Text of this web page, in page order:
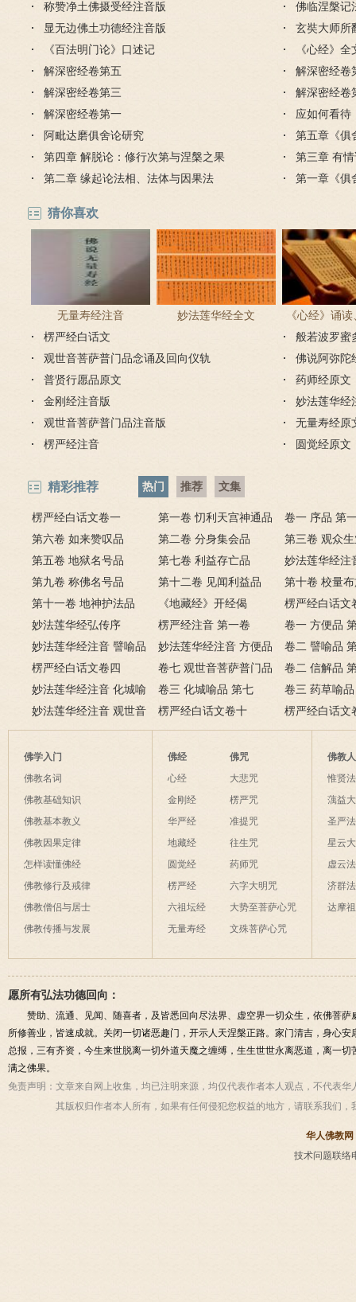
师
称赞净土佛摄受经注音版
佛临涅槃记
显无边佛土功德经注音版
玄奘大师所
《百法明门论》口述记
《心经》
解深密经卷第五
解深密经卷
解深密经卷第三
解深密经卷
解深密经卷第一
应如何看待
科学证实的
阿毗达磨俱舍论研究
第五章《俱
情况
第四章 解脱论：修行次第与涅槃之果
第三章 有
第二章 缘起论法相、法体与因果法
第一章《俱
猜你喜欢
无量寿经注音 妙法莲华经全文
《心经》诵
步骤
楞严经白话文
般若波罗蜜
观世音菩萨普门品念诵及回向仪轨
佛说阿弥陀
普贤行愿品原文
药师经原文
金刚经注音版
妙法莲华经
观世音菩萨普门品注音版
无量寿经原
楞严经注音
圆觉经原文
精彩推荐 热门 推荐 文集
楞严经白话文卷一 第一卷 忉利天宫神通品
卷一 序品 第
第六卷 如来赞叹品
第二卷 分身集会品
第三卷 观众
第五卷 地狱名号品
第七卷 利益存亡品
妙法莲华经注
一
第九卷 称佛名号品 第十二卷 见闻利益品
第十卷 校量
品
第十一卷 地神护法品 《地藏经》开经偈
楞严经白话文
妙法莲华经弘传序
楞严经注音 第一卷
卷一 方便品
妙法莲华经注音 譬喻品
第三
妙法莲华经注音 方便品
第二
卷二 譬喻品
楞严经白话文卷四
卷七 观世音菩萨普门品
第二十五
卷二 信解品
妙法莲华经注音 化城喻
品第七
卷三 化城喻品 第七
卷三 药草喻
妙法莲华经注音 观世音
菩萨普门品第二十五
楞严经白话文卷十 楞严经白话文
佛学入门
佛教名词
佛教基础知识
佛教基本教义
佛教因果定律
怎样读懂佛经
佛教修行及戒律
佛教僧侣与居士
佛教传播与发展
佛经
心经
金刚经
华严经
地藏经
圆觉经
楞严经
六祖坛经
无量寿经
佛咒
大悲咒
楞严咒
准提咒
往生咒
药师咒
六字大明咒
大势至菩萨心咒
文殊菩萨心咒
佛教
惟贤
蕅益
圣严
星云
虚云
济群
达摩
愿所有弘法功德回向：
赞助、流通、见闻、随喜者，及皆悉回向尽法界、虚空界一切众生，依佛菩
所修善业，皆速成就。关闭一切诸恶趣门，开示人天涅槃正路。家门清吉，身心
总报，三有齐资，今生来世脱离一切外道天魔之缠缚，生生世世永离恶道，离一
满之佛果。
免责声明： 文章来自网上收集，均已注明来源，均仅代表作者本人观点，不代表
其版权归作者本人所有，如果有任何侵犯您权益的地方，请联系我们，
华人佛教网
技术问题联络